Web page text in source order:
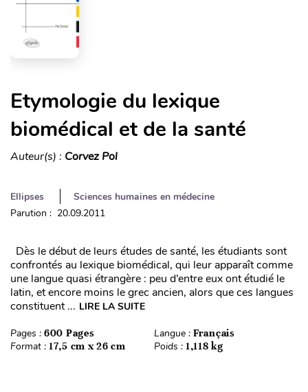
Etymologie du lexique
biomédical et de la santé
Auteur(s) : Corvez Pol
Ellipses
Sciences humaines en médecine
Parution : 20.09.2011
Dès le début de leurs études de santé, les étudiants sont
confrontés au lexique biomédical, qui leur apparaît comme
une langue quasi étrangère : peu d’entre eux ont étudié le
latin, et encore moins le grec ancien, alors que ces langues
constituent ... LIRE LA SUITE
Pages : 600 Pages Langue : Français
Format : 17,5 cm x 26 cm Poids : 1,118 kg